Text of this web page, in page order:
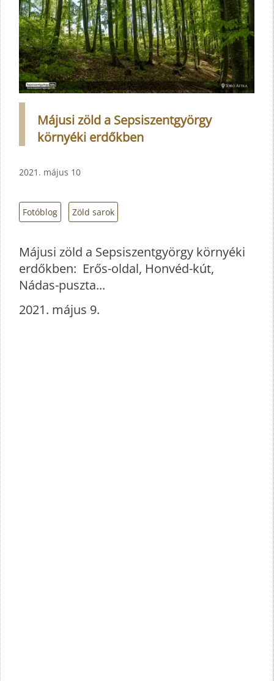
Májusi zöld a Sepsiszentgyörgy
környéki erdőkben
2021. május 10
Fotóblog Zöld sarok
Májusi zöld a Sepsiszentgyörgy környéki
erdőkben: Erős-oldal, Honvéd-kút,
Nádas-puszta...
2021. május 9.